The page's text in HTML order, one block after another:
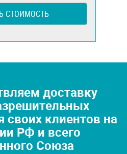
СТОИМОСТЬ
доставку
своих клиентов на
РФ и всего
Союза